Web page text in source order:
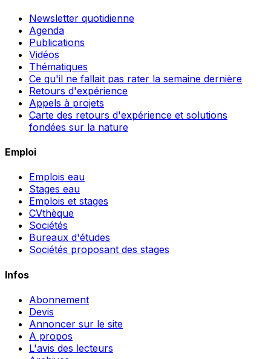
Newsletter quotidienne
Agenda
Publications
Vidéos
Thématiques
Ce qu'il ne fallait pas rater la semaine dernière
Retours d'expérience
Appels à projets
Carte des retours d'expérience et solutions
fondées sur la nature
Emploi
Emplois eau
Stages eau
Emplois et stages
CVthèque
Sociétés
Bureaux d'études
Sociétés proposant des stages
Infos
Abonnement
Devis
Annoncer sur le site
A propos
L'avis des lecteurs